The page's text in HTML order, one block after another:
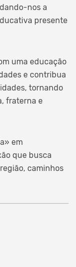
nos a
presente
uma educação
e contribua
tornando
fraterna e
em
que busca
caminhos